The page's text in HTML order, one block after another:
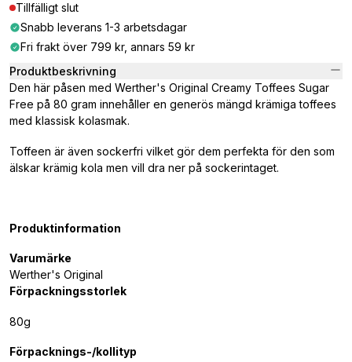
Tillfälligt slut
Snabb leverans 1-3 arbetsdagar
Fri frakt över 799 kr, annars 59 kr
Produktbeskrivning
Den här påsen med Werther's Original Creamy Toffees Sugar
Free på 80 gram innehåller en generös mängd krämiga toffees
med klassisk kolasmak.
Toffeen är även sockerfri vilket gör dem perfekta för den som
älskar krämig kola men vill dra ner på sockerintaget.
Produktinformation
Varumärke
Werther's Original
Förpackningsstorlek
80g
Förpacknings-/kollityp